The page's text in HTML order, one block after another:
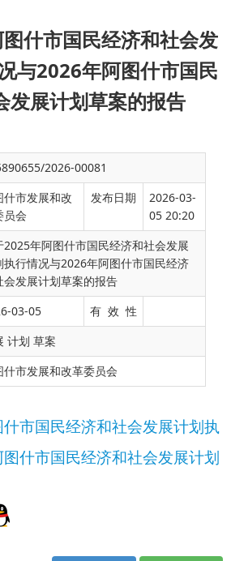
什市国民经济和社会发
与2026年阿图什市国民
发展计划草案的报告
2026-00081
什市发展和改
员会
发布日期
2026-03-
05 20:20
2025年阿图什市国民经济和社会发展
执行情况与2026年阿图什市国民经济
会发展计划草案的报告
03-05
有 效 性
计划 草案
什市发展和改革委员会
国民经济和社会发展计划执
市国民经济和社会发展计划